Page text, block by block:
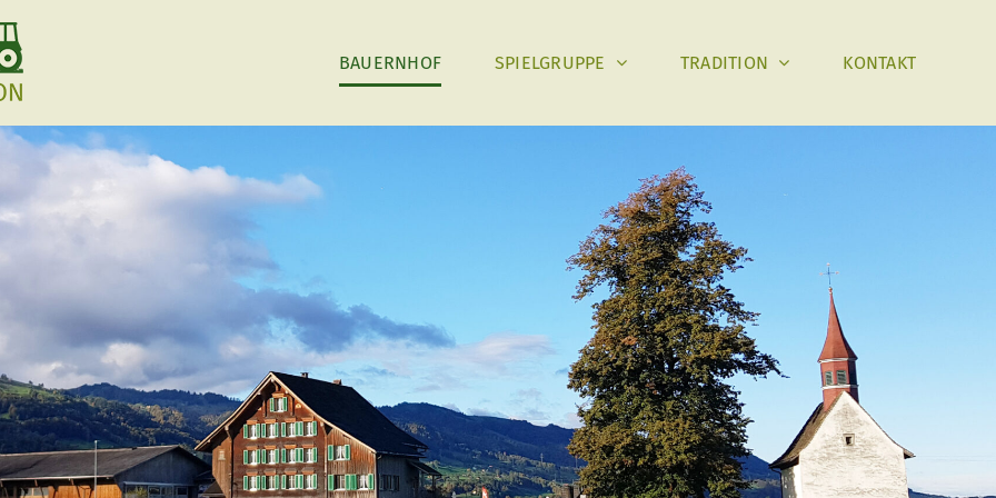
BAUERNHOF SPIELGRUPPE TRADITION KONTAKT